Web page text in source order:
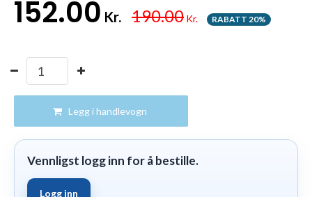
152.00 Kr. 190.00 Kr. RABATT 20%
Legg i handlevogn
Vennligst logg inn for å bestille.
Logg inn